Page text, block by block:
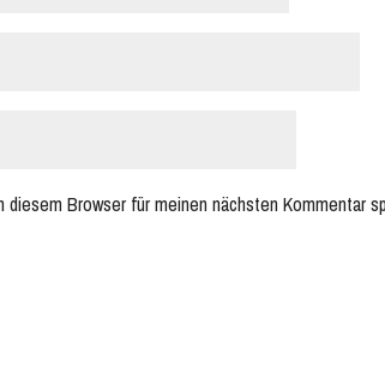
Browser für meinen nächsten Kommentar